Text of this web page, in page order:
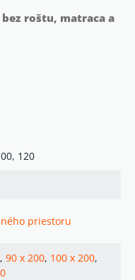
bez roštu, matraca a
120
priestoru
, 90 x 200, 100 x 200,